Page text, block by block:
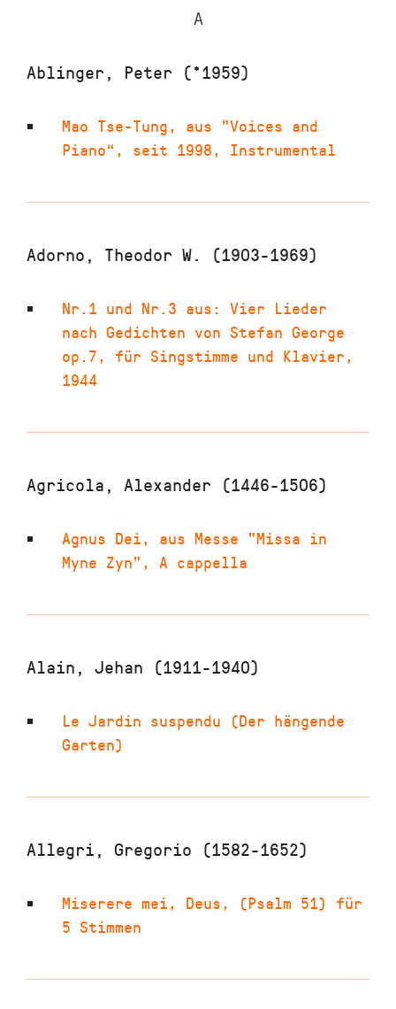
A
Ablinger, Peter (*1959)
Mao Tse-Tung, aus "Voices and
Piano“ , seit 1998, Instrumental
Adorno, Theodor W. (1903-1969)
Nr.1 und Nr.3 aus: Vier Lieder
nach Gedichten von Stefan George
op.7, für Singstimme und Klavier,
1944
Agricola, Alexander (1446-1506)
Agnus Dei, aus Messe "Missa in
Myne Zyn" , A cappella
Alain, Jehan (1911-1940)
Le Jardin suspendu (Der hängende
Garten)
Allegri, Gregorio (1582-1652)
Miserere mei, Deus,
(Psalm 51) für
5 Stimmen